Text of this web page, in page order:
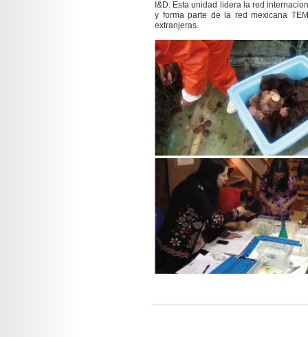
I&D. Esta unidad lidera la red
y forma parte de la red mexicana
extranjeras.